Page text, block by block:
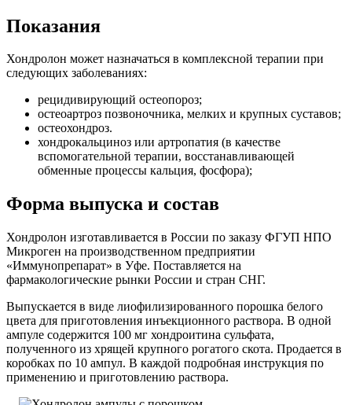
Показания
Хондролон может назначаться в комплексной терапии при
следующих заболеваниях:
рецидивирующий остеопороз;
остеоартроз позвоночника, мелких и крупных суставов;
остеохондроз.
хондрокальциноз или артропатия (в качестве
вспомогательной терапии, восстанавливающей
обменные процессы кальция, фосфора);
Форма выпуска и состав
Хондролон изготавливается в России по заказу ФГУП НПО
Микроген на производственном предприятии
«Иммунопрепарат» в Уфе. Поставляется на
фармакологические рынки России и стран СНГ.
Выпускается в виде лиофилизированного порошка белого
цвета для приготовления инъекционного раствора. В одной
ампуле содержится 100 мг хондроитина сульфата,
полученного из хрящей крупного рогатого скота. Продается в
коробках по 10 ампул. В каждой подробная инструкция по
применению и приготовлению раствора.